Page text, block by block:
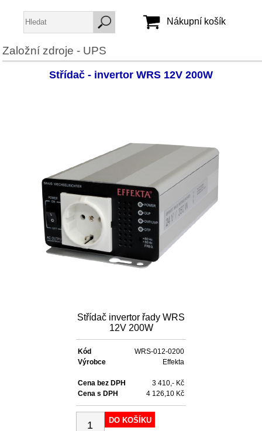
Jméno:
Heslo:
Nákupní košík
Založní zdroje - UPS
Střídač - invertor WRS 12V 200W
Střídač invertor řady WRS
12V 200W
Kód
WRS-012-0200
Výrobce
Effekta
Cena bez DPH
3 410,- Kč
Cena s DPH
4 126,10 Kč
DO KOŠÍKU